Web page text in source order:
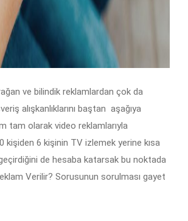
ve bilindik reklamlardan çok da
alışkanlıklarını baştan aşağıya
tam olarak video reklamlarıyla
kişiden 6 kişinin TV izlemek yerine kısa
de hesaba katarsak bu noktada
Verilir? Sorusunun sorulması gayet